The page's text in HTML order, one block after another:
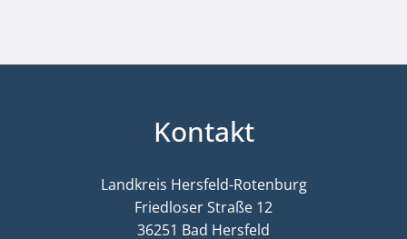
Kontakt
Landkreis Hersfeld-Rotenburg
Friedloser Straße 12
36251 Bad Hersfeld